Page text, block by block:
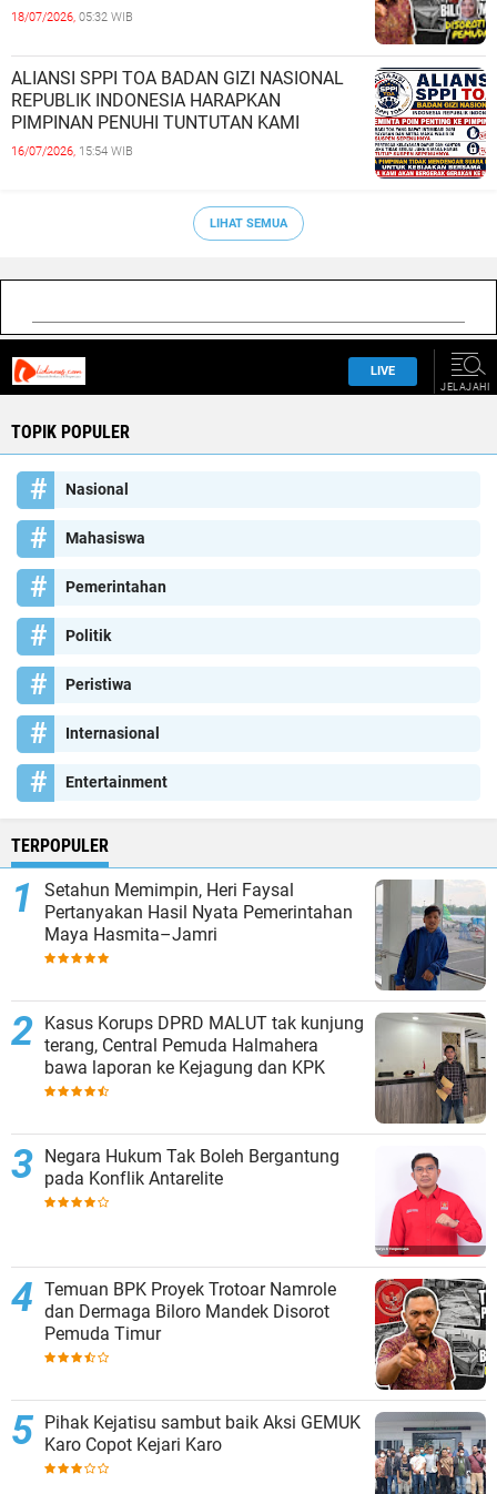
18/07/2026, 05:32 WIB
ALIANSI SPPI TOA BADAN GIZI NASIONAL
REPUBLIK INDONESIA HARAPKAN
PIMPINAN PENUHI TUNTUTAN KAMI
16/07/2026, 15:54 WIB
LIHAT SEMUA
TOPIK POPULER
Nasional
Mahasiswa
Pemerintahan
Politik
Peristiwa
Internasional
Entertainment
TERPOPULER
Setahun Memimpin, Heri Faysal
Pertanyakan Hasil Nyata Pemerintahan
Maya Hasmita–Jamri
Kasus Korups DPRD MALUT tak kunjung
terang, Central Pemuda Halmahera
bawa laporan ke Kejagung dan KPK
Negara Hukum Tak Boleh Bergantung
pada Konflik Antarelite
Temuan BPK Proyek Trotoar Namrole
dan Dermaga Biloro Mandek Disorot
Pemuda Timur
Pihak Kejatisu sambut baik Aksi GEMUK
Karo Copot Kejari Karo